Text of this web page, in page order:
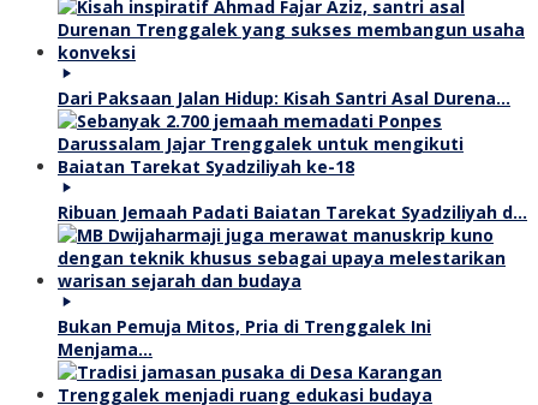
Dari Paksaan Jalan Hidup: Kisah Santri Asal Durena…
Ribuan Jemaah Padati Baiatan Tarekat Syadziliyah d…
Bukan Pemuja Mitos, Pria di Trenggalek Ini
Menjama…